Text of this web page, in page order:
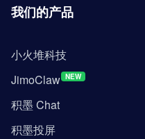
我们的产品
小火堆科技
JimoClaw NEW
积墨 Chat
积墨投屏